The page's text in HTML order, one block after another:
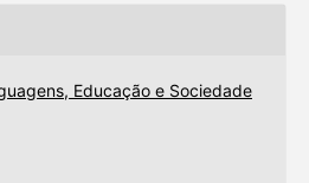
Educação e Sociedade